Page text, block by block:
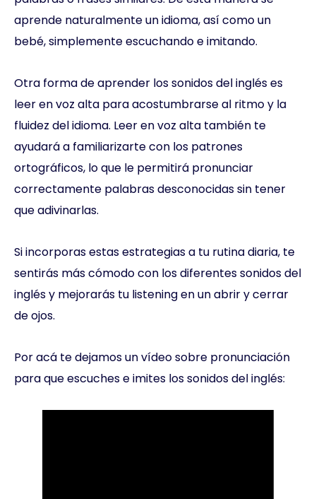
aprende naturalmente un idioma, así como un
bebé, simplemente escuchando e imitando.
Otra forma de aprender los sonidos del inglés es
leer en voz alta para acostumbrarse al ritmo y la
fluidez del idioma. Leer en voz alta también te
ayudará a familiarizarte con los patrones
ortográficos, lo que le permitirá pronunciar
correctamente palabras desconocidas sin tener
que adivinarlas.
Si incorporas estas estrategias a tu rutina diaria, te
sentirás más cómodo con los diferentes sonidos del
inglés y mejorarás tu listening en un abrir y cerrar
de ojos.
Por acá te dejamos un vídeo sobre pronunciación
para que escuches e imites los sonidos del inglés: